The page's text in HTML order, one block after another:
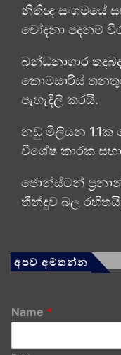
නීතිඥ සංගමයේ
චෝදනා පදනම්
බන්ධනාගාර
කොමසාරිස්
පැහැදිලි කරයි.
නඩු මිලියන 1.1ක
විශේෂ කාරක
ජොන්ස්ටන්
තීන්දුව බල
අපව අමතන්න
Name *